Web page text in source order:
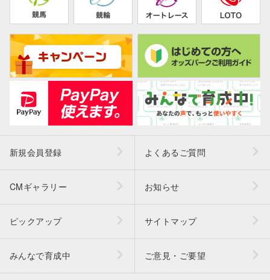
新規会員登録 よくあるご質問
CMギャラリー お知らせ
ピックアップ サイトマップ
みんなで育成中 ご意見・ご要望